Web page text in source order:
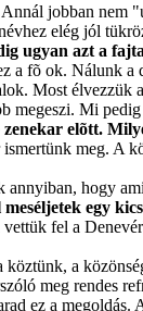
jobban
elég jól
ugyan azt a
a fõ ok. Nálunk
Most élvezzük
megeszi. Mi
elõtt.
meg.
hogy
egy
fel a
köztünk, a
meg rendes
ez a